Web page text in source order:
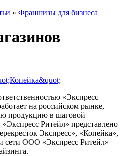
» Франшизы для бизнеса
«Экспресс
на российском рынке,
продукцию в шаговой
Ритейл» представлено
Экспресс», «Копейка»,
сети ООО «Экспресс Ритейл»